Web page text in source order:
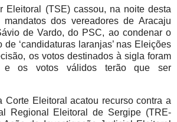
Eleitoral (TSE) cassou, na noite desta
dos vereadores de Aracaju
de Vardo, do PSC, ao condenar o
de ‘candidaturas laranjas’ nas Eleições
os votos destinados à sigla foram
e os votos válidos terão que ser
Corte Eleitoral acatou recurso contra a
Regional Eleitoral de Sergipe (TRE-